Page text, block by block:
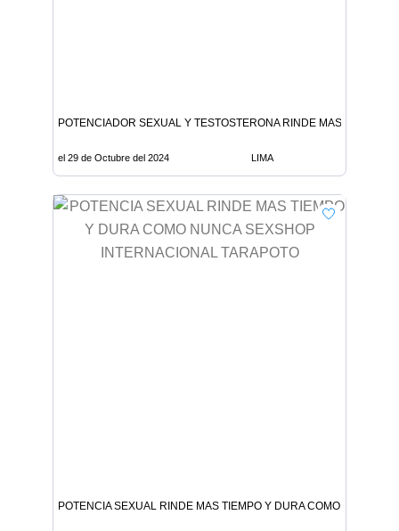
POTENCIADOR SEXUAL Y TESTOSTERONA RINDE MAS
el 29 de Octubre del 2024 LIMA
POTENCIA SEXUAL RINDE MAS TIEMPO Y DURA COMO NUNCA